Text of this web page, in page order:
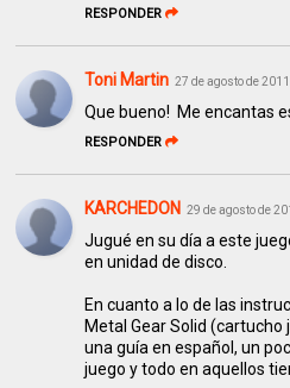
RESPONDER
Toni Martin 27 de agosto de
Que bueno! Me encantas
RESPONDER
KARCHEDON 29 de agosto de
Jugué en su día a este
en unidad de disco.
En cuanto a lo de las
Metal Gear Solid (cartucho
una guía en español, un
juego y todo en aquellos